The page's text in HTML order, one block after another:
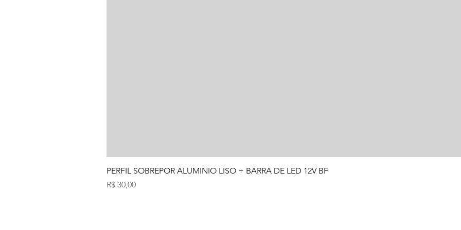
Visualização rápida
PERFIL SOBREPOR ALUMINIO LISO + BARRA DE LED 12V BF
Preço
R$ 30,00